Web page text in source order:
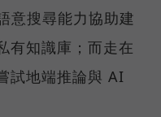
意搜尋能力協助建
有知識庫；而走在
試地端推論與 AI